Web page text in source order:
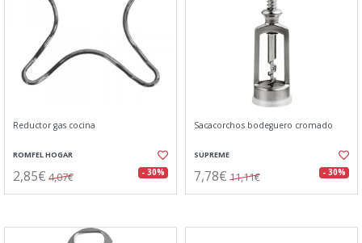
Reductor gas cocina
ROMFEL HOGAR
2,85€ 4,07€ - 30%
Sacacorchos bodeguero cromado
SUPREME
7,78€ 11,11€ - 30%